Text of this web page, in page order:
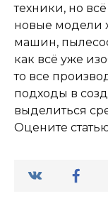
техники, но
новые модели
машин,
как всё уже
то все
подходы в
выделиться
Оцените